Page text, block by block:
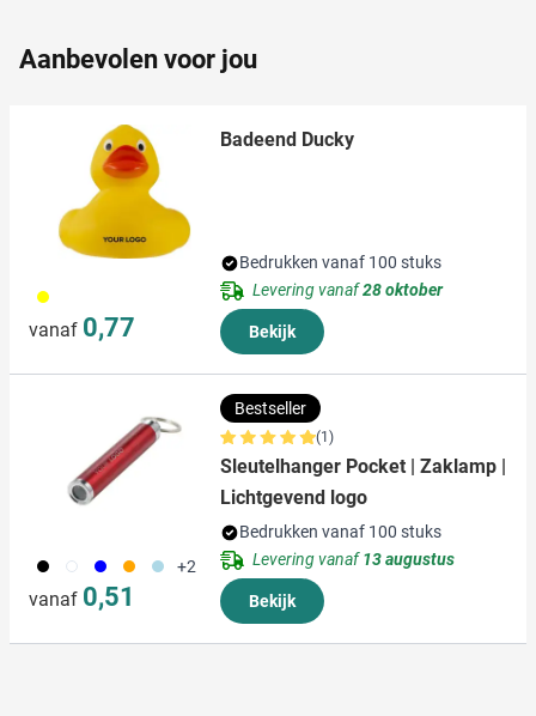
verzameld op basis van uw gebruik van hun services.
Aanbevolen voor jou
006
vanaf 0,77
Badeend Ducky
Bedrukken vanaf 100 stuks
Levering vanaf28 oktober
Bekijk
001 002 005 007 018 +2
vanaf 0,51
Bestseller
(1)
Sleutelhanger Pocket | Zaklamp |
Lichtgevend logo
Bedrukken vanaf 100 stuks
Levering vanaf13 augustus
Bekijk